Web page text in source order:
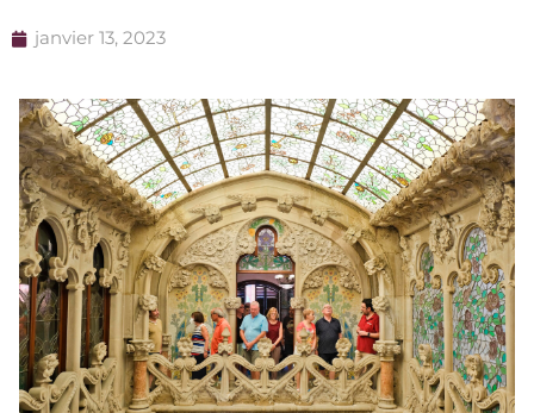
janvier 13, 2023